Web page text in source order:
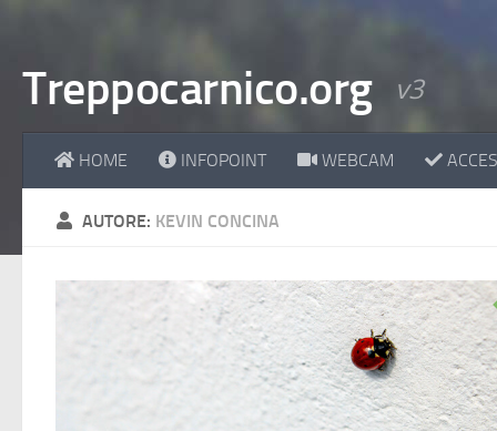
Treppocarnico.org v3
HOME INFOPOINT WEBCAM
AUTORE: KEVIN CONCINA